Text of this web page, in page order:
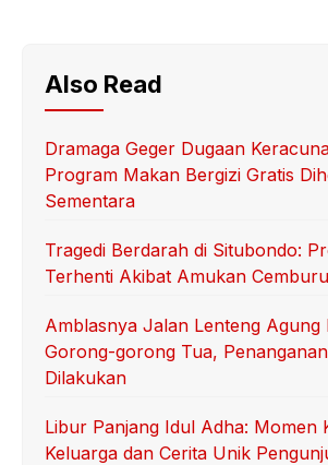
Also Read
Dramaga Geger Dugaan
Program Makan Bergizi Gratis
Sementara
Tragedi Berdarah di Situbondo:
Terhenti Akibat Amukan
Amblasnya Jalan Lenteng Agung
Gorong-gorong Tua,
Dilakukan
Libur Panjang Idul Adha: Momen
Keluarga dan Cerita Unik